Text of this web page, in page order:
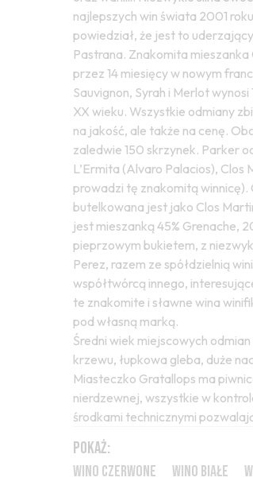
najlepszych win świata 2001
powiedział, że jest to
Pastrana. Znakomita mieszanka
przez 14 miesięcy w nowym
Sauvignon, Syrah i Merlot
XX wieku. Wszystkie odmiany
na jakość, ale także na cenę.
zaledwie 150 skrzynek. Parker
L’Ermita (Alvaro Palacios),
prowadzi tę znakomitą winnicę).
butelkowana jest jako Clos
jest mieszanką 45% Grenache,
pieprzowym bukietem, z
Perez, razem ze spółdzielnią
współtwórcą innego,
te znakomite i sławne wina
pod własną marką.
Średni wiek miejscowych
krzewu, łupkowa gleba, duże
Miasteczko Gratallops ma
nierdzewnej, wszystkie w
środkami technicznymi
POKAŻ:
WINO CZERWONE WINO BIAŁE